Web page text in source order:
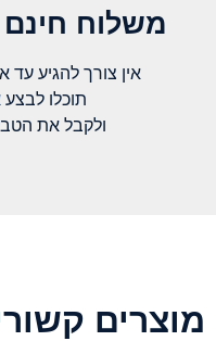
משלוח
אין צורך להגיע עד
תוכלו
ולקבל את
מוצרים